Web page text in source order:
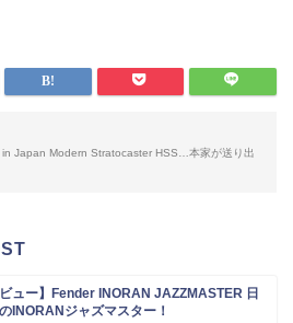
in Japan Modern Stratocaster HSS…本家が送り出
ビュー】Fender INORAN JAZZMASTER 日
INORANジャズマスター！